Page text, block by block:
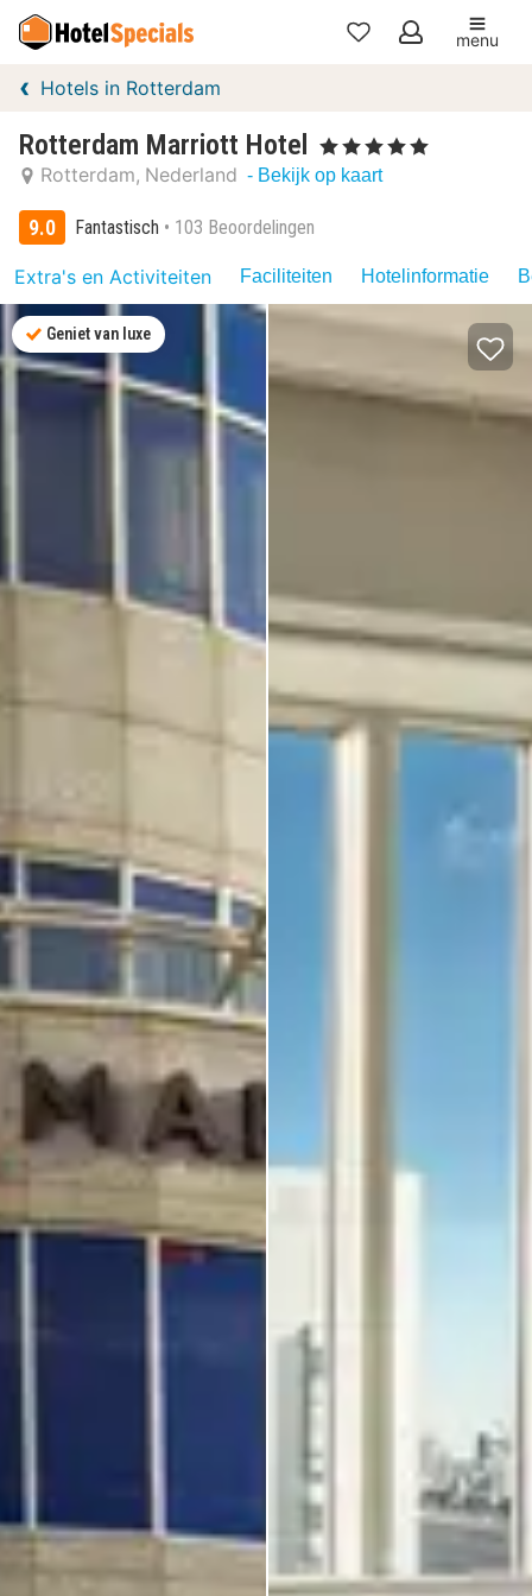
Mijn
menu
Hotels in Rotterdam
Rotterdam Marriott Hotel , 5 Sterren
Rotterdam Nederland - Bekijk op kaart
9.0 Fantastisch 103 Beoordelingen
Extra's en Activiteiten Faciliteiten Hotelinformatie
Geniet van luxe